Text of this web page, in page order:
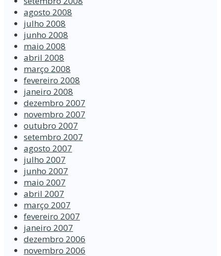
agosto 2008
julho 2008
junho 2008
maio 2008
abril 2008
março 2008
fevereiro 2008
janeiro 2008
dezembro 2007
novembro 2007
outubro 2007
setembro 2007
agosto 2007
julho 2007
junho 2007
maio 2007
abril 2007
março 2007
fevereiro 2007
janeiro 2007
dezembro 2006
novembro 2006